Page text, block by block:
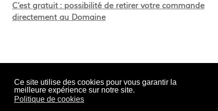
Ce site utilise des cookies pour vous garantir la
meilleure expérience sur notre site.
Politique de cookies
C’est gratuit : possibilité de retirer votre commande
directement au Domaine
Domaine Martin-Luneau